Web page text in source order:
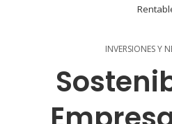
INVERSIONES Y